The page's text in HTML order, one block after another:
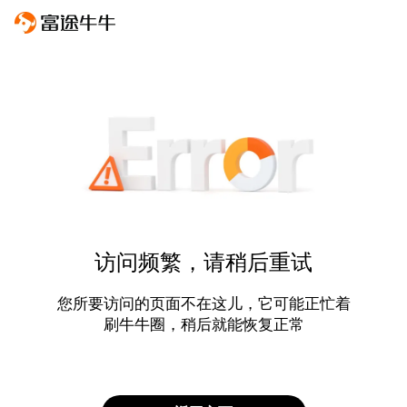
访问频繁，请稍后重试
您所要访问的页面不在这儿，它可能正忙着
刷牛牛圈，稍后就能恢复正常